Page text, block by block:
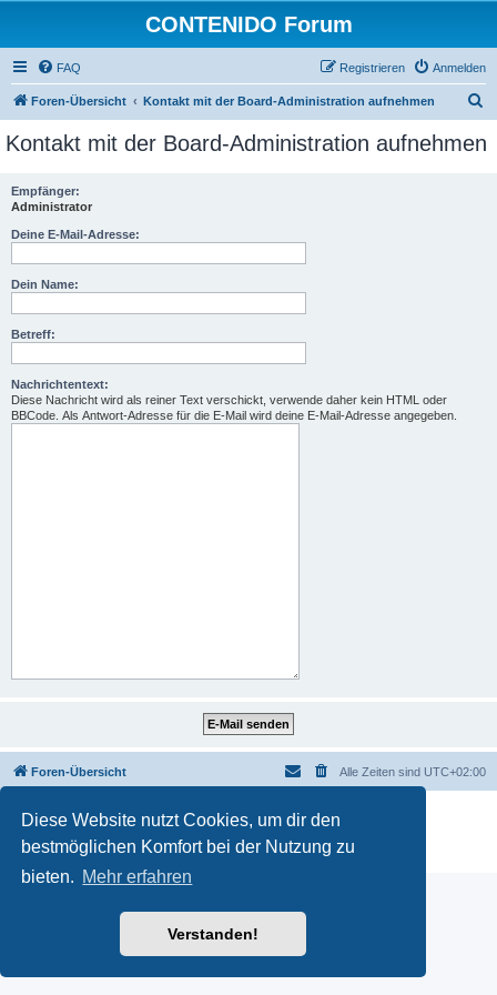
Diese Website nutzt Cookies, um dir den
bestmöglichen Komfort bei der Nutzung zu
bieten. Mehr erfahren
Verstanden!
CONTENIDO Forum
FAQ Anmelden
Registrieren
Foren-Übersicht Kontakt mit der Board-Administration aufnehmen
c
Kontakt mit der Board-Administration aufnehmen
Empfänger:
Administrator
Deine E-Mail-Adresse:
Dein Name:
Betreff:
Nachrichtentext:
Diese Nachricht wird als reiner Text verschickt, verwende daher kein HTML oder
BBCode. Als Antwort-Adresse für die E-Mail wird deine E-Mail-Adresse angegeben.
Foren-Übersicht Alle Zeiten sind UTC+02:00
Powered by phpBB
® Forum Software © phpBB Limited
Deutsche Übersetzung durch
Datenschutz|Nutzungsbedingungen